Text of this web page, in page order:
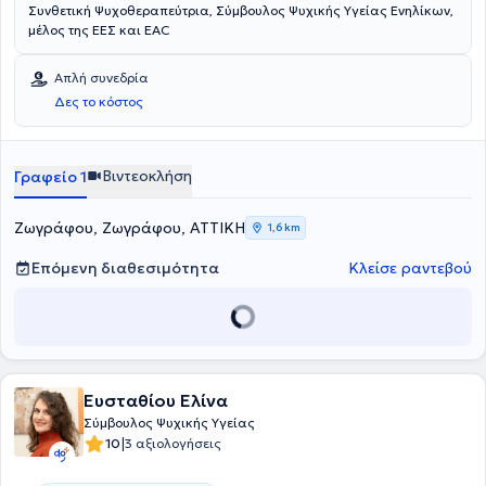
Συνθετική Ψυχοθεραπεύτρια, Σύμβουλος Ψυχικής Υγείας Ενηλίκων,
μέλος της ΕΕΣ και EAC
Απλή συνεδρία
Δες το κόστος
Γραφείο 1 Βιντεοκλήση
Ζωγράφου, Ζωγράφου, ΑΤΤΙΚΗ 1,6 km
Επόμενη διαθεσιμότητα Κλείσε ραντεβού
Ευσταθίου Ελίνα
Σύμβουλος Ψυχικής Υγείας
10|3 αξιολογήσεις